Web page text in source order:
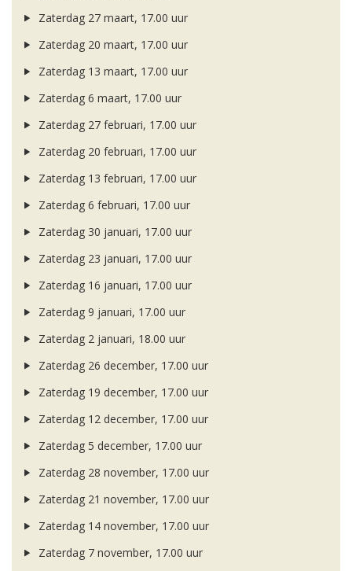
Zaterdag 27 maart, 17.00 uur
Zaterdag 20 maart, 17.00 uur
Zaterdag 13 maart, 17.00 uur
Zaterdag 6 maart, 17.00 uur
Zaterdag 27 februari, 17.00 uur
Zaterdag 20 februari, 17.00 uur
Zaterdag 13 februari, 17.00 uur
Zaterdag 6 februari, 17.00 uur
Zaterdag 30 januari, 17.00 uur
Zaterdag 23 januari, 17.00 uur
Zaterdag 16 januari, 17.00 uur
Zaterdag 9 januari, 17.00 uur
Zaterdag 2 januari, 18.00 uur
Zaterdag 26 december, 17.00 uur
Zaterdag 19 december, 17.00 uur
Zaterdag 12 december, 17.00 uur
Zaterdag 5 december, 17.00 uur
Zaterdag 28 november, 17.00 uur
Zaterdag 21 november, 17.00 uur
Zaterdag 14 november, 17.00 uur
Zaterdag 7 november, 17.00 uur